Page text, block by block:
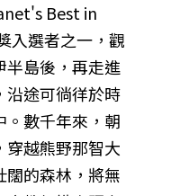
Best in
入選者之一，觀
半島後，再走進
沿途可徜徉於時
。數千年來，朝
穿越熊野那智大
闊的森林，將無